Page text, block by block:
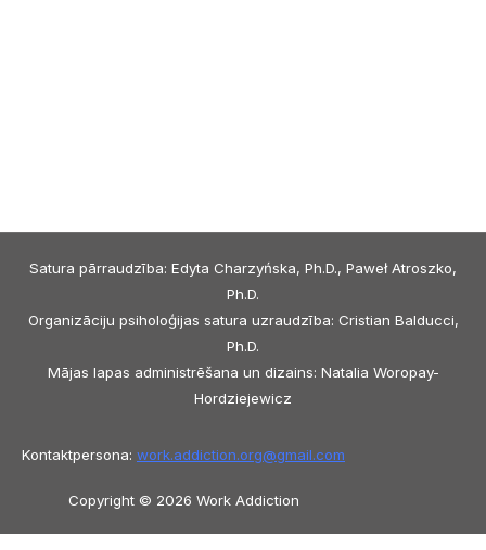
Satura pārraudzība: Edyta Charzyńska, Ph.D., Paweł Atroszko,
Ph.D.
Organizāciju psiholoģijas satura uzraudzība: Cristian Balducci,
Ph.D.
Mājas lapas administrēšana un dizains: Natalia Woropay-
Hordziejewicz
Kontaktpersona: work.addiction.org@gmail.com
Copyright © 2026 Work Addiction